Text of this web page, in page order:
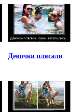
Девочки плясали